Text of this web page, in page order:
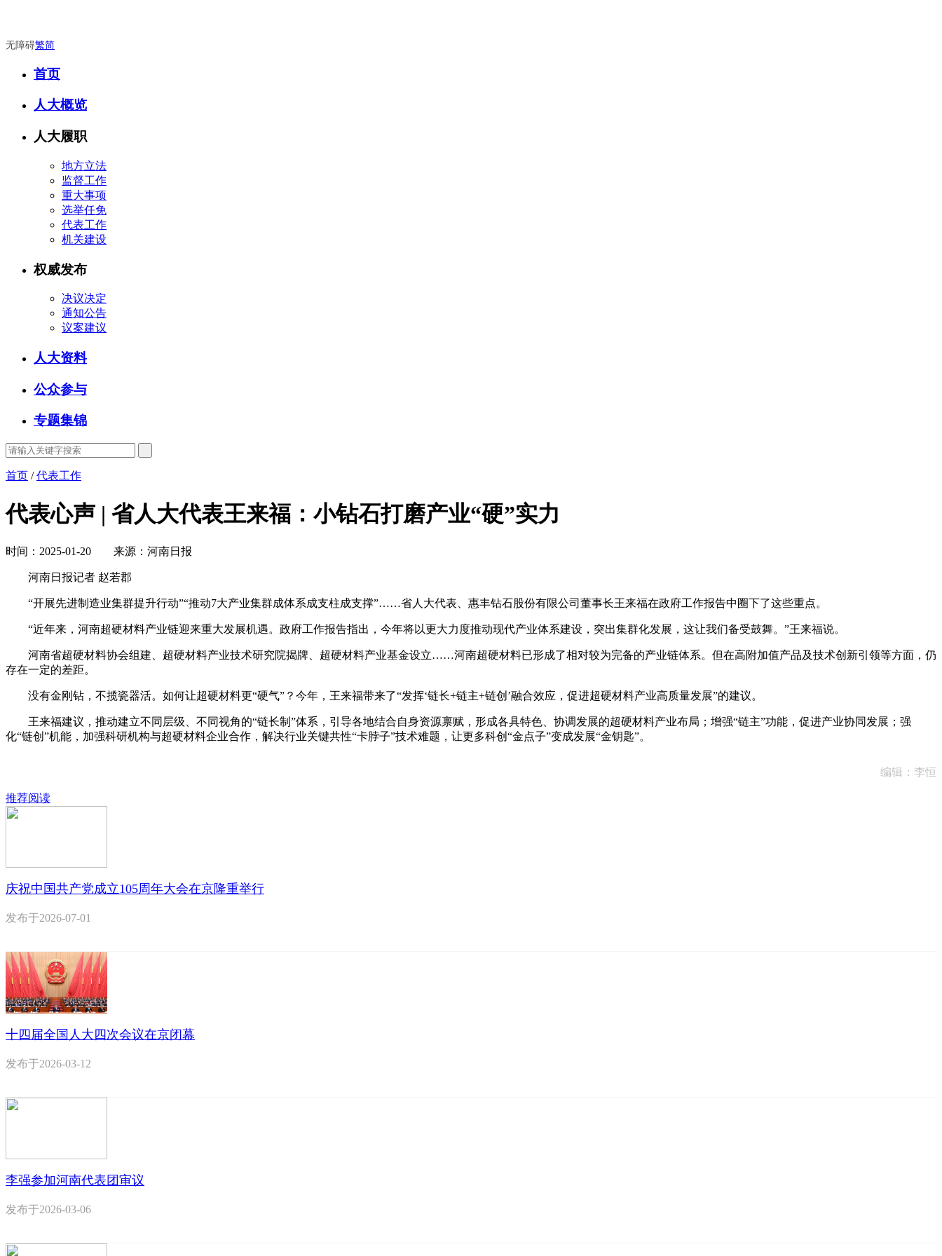
无障碍繁简
首页
人大概览
人大履职
地方立法
监督工作
重大事项
选举任免
代表工作
机关建设
权威发布
决议决定
通知公告
议案建议
人大资料
公众参与
专题集锦
首页 /代表工作
代表心声 | 省人大代表王来福：小钻石打磨产业“硬”实力
时间：2025-01-20 来源：河南日报
河南日报记者 赵若郡
“开展先进制造业集群提升行动”“推动7大产业集群成体系成支柱成支撑”……省人大代表、惠丰钻石股份有限公司董事长王来福在政府工作报告中圈下了这些重点。
“近年来，河南超硬材料产业链迎来重大发展机遇。政府工作报告指出，今年将以更大力度推动现代产业体系建设，突出集群化发展，这让我们备受鼓舞。”王来福说。
河南省超硬材料协会组建、超硬材料产业技术研究院揭牌、超硬材料产业基金设立……河南超硬材料已形成了相对较为完备的产业链体系。但在高附加值产品及技术创新引领等方面，仍
存在一定的差距。
没有金刚钻，不揽瓷器活。如何让超硬材料更“硬气”？今年，王来福带来了“发挥‘链长+链主+链创’融合效应，促进超硬材料产业高质量发展”的建议。
王来福建议，推动建立不同层级、不同视角的“链长制”体系，引导各地结合自身资源禀赋，形成各具特色、协调发展的超硬材料产业布局；增强“链主”功能，促进产业协同发展；强
化“链创”机能，加强科研机构与超硬材料企业合作，解决行业关键共性“卡脖子”技术难题，让更多科创“金点子”变成发展“金钥匙”。
编辑：李恒
推荐阅读
庆祝中国共产党成立105周年大会在京隆重举行
发布于2026-07-01
十四届全国人大四次会议在京闭幕
发布于2026-03-12
李强参加河南代表团审议
发布于2026-03-06